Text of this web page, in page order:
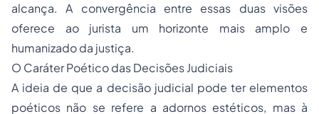
alcança. A convergência entre essas duas visões
oferece ao jurista um horizonte mais amplo e
humanizado da justiça.
O Caráter Poético das Decisões Judiciais
A ideia de que a decisão judicial pode ter elementos
poéticos não se refere a adornos estéticos, mas à